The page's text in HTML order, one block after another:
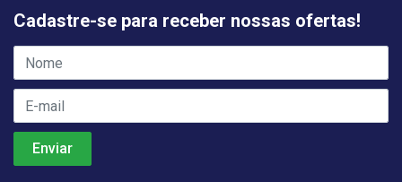
Cadastre-se para receber nossas ofertas!